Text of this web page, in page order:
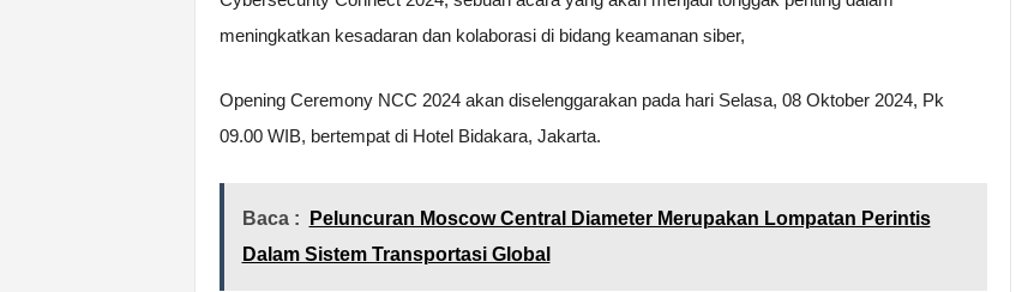
meningkatkan kesadaran dan kolaborasi di bidang keamanan siber,
Opening Ceremony NCC 2024 akan diselenggarakan pada hari Selasa, 08 Oktober 2024, Pk
09.00 WIB, bertempat di Hotel Bidakara, Jakarta.
Baca :
Peluncuran Moscow Central Diameter Merupakan Lompatan Perintis
Dalam Sistem Transportasi Global